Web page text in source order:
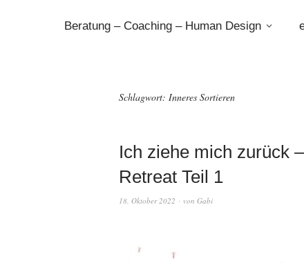
Beratung – Coaching – Human Design
Schlagwort: Inneres Sortieren
Ich ziehe mich zurück
Retreat Teil 1
18. Oktober 2022 von Gabi